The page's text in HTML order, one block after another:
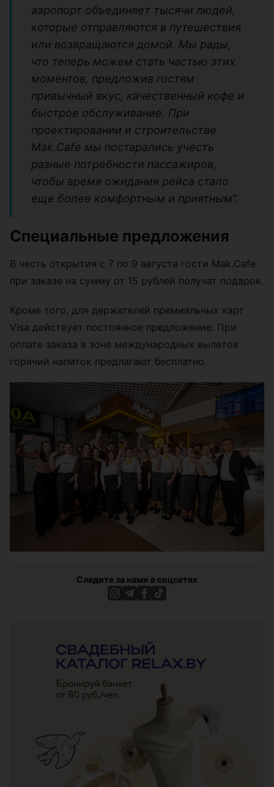
аэропорт объединяет тысячи людей,
которые отправляются в путешествия
или возвращаются домой. Мы рады,
что теперь можем стать частью этих
моментов, предложив гостям
привычный вкус, качественный кофе и
быстрое обслуживание. При
проектировании и строительстве
Mak.Cafe мы постарались учесть
разные потребности пассажиров,
чтобы время ожидания рейса стало
еще более комфортным и приятным”.
Специальные предложения
В честь открытия с 7 по 9 августа гости Mak.Cafe
при заказе на сумму от 15 рублей получат подарок.
Кроме того, для держателей премиальных карт
Visa действует постоянное предложение. При
оплате заказа в зоне международных вылетов
горячий напиток предлагают бесплатно.
Следите за нами в соцсетях